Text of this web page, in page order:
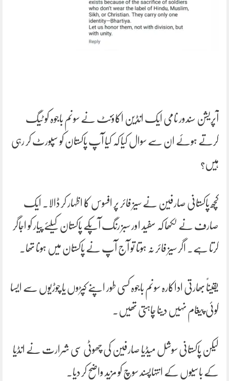
آپریشن سندور نامی ایک انڈین اکاؤنٹ نے سونم باجوہ کو ٹیگ
کرتے ہوئے ان سے سوال کیا کہ کیا آپ پاکستان کو سپورٹ کر رہی
ہیں؟
کچھ پاکستانی صارفین نے سیز فائر پر افسوس کا اظہار کر ڈالا۔ ایک
صارف نے لکھا کہ سفید اور سبز رنگ آپکے پاکستان کیلئے پیار کو اجاگر
کرتا ہے۔ اگر سیز فائر نہ ہوتا تو آج آپ نے پاکستان میں ہونا تھا۔
یقیناً بھارتی اداکارہ سونم باجوہ کسی طور اپنے کپڑوں یا چوڑیوں سے ایسا
کوئی پیغام نہیں دینا چاہتی تھیں۔
لیکن پاکستانی سوشل میڈیا صارفین کی چھوٹی سی شرارت نے انڈیا
کے باسیوں کے انتہاپسند سوچ کو مزید واضح کر دیا۔